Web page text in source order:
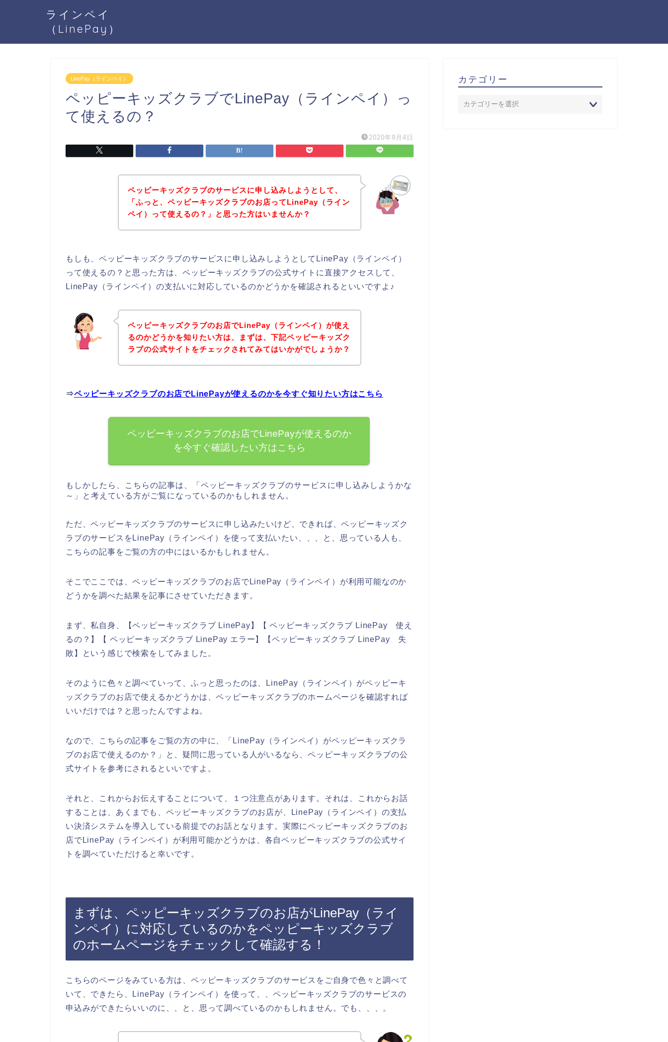
ラインペイ
（LinePay）
LinePay（ラインペイ）
ペッピーキッズクラブでLinePay（ラインペイ）っ
て使えるの？
2020年9月4日
ペッピーキッズクラブのサービスに申し込みしようとして、
「ふっと、ペッピーキッズクラブのお店ってLinePay（ライン
ペイ）って使えるの？」と思った方はいませんか？
もしも、ペッピーキッズクラブのサービスに申し込みしようとしてLinePay（ラインペイ）
って使えるの？と思った方は、ペッピーキッズクラブの公式サイトに直接アクセスして、
LinePay（ラインペイ）の支払いに対応しているのかどうかを確認されるといいですよ♪
ペッピーキッズクラブのお店でLinePay（ラインペイ）が使え
るのかどうかを知りたい方は、まずは、下記ペッピーキッズク
ラブの公式サイトをチェックされてみてはいかがでしょうか？
⇒ペッピーキッズクラブのお店でLinePayが使えるのかを今すぐ知りたい方はこちら
ペッピーキッズクラブのお店でLinePayが使えるのか
を今すぐ確認したい方はこちら
もしかしたら、こちらの記事は、「ペッピーキッズクラブのサービスに申し込みしようかな
～」と考えている方がご覧になっているのかもしれません。
ただ、ペッピーキッズクラブのサービスに申し込みたいけど、できれば、ペッピーキッズク
ラブのサービスをLinePay（ラインペイ）を使って支払いたい、、、と、思っている人も、
こちらの記事をご覧の方の中にはいるかもしれません。
そこでここでは、ペッピーキッズクラブのお店でLinePay（ラインペイ）が利用可能なのか
どうかを調べた結果を記事にさせていただきます。
まず、私自身、【ペッピーキッズクラブ LinePay】【 ペッピーキッズクラブ LinePay 使え
るの？】【 ペッピーキッズクラブ LinePay エラー】【ペッピーキッズクラブ LinePay 失
敗】という感じで検索をしてみました。
そのように色々と調べていって、ふっと思ったのは、LinePay（ラインペイ）がペッピーキ
ッズクラブのお店で使えるかどうかは、ペッピーキッズクラブのホームページを確認すれば
いいだけでは？と思ったんですよね。
なので、こちらの記事をご覧の方の中に、「LinePay（ラインペイ）がペッピーキッズクラ
ブのお店で使えるのか？」と、疑問に思っている人がいるなら、ペッピーキッズクラブの公
式サイトを参考にされるといいですよ。
それと、これからお伝えすることについて、１つ注意点があります。それは、これからお話
することは、あくまでも、ペッピーキッズクラブのお店が、LinePay（ラインペイ）の支払
い決済システムを導入している前提でのお話となります。実際にペッピーキッズクラブのお
店でLinePay（ラインペイ）が利用可能かどうかは、各自ペッピーキッズクラブの公式サイ
トを調べていただけると幸いです。
まずは、ペッピーキッズクラブのお店がLinePay（ライ
ンペイ）に対応しているのかをペッピーキッズクラブ
のホームページをチェックして確認する！
こちらのページをみている方は、ペッピーキッズクラブのサービスをご自身で色々と調べて
いて、できたら、LinePay（ラインペイ）を使って、、ペッピーキッズクラブのサービスの
申込みができたらいいのに、、と、思って調べているのかもしれません。でも、、、。
カテゴリー